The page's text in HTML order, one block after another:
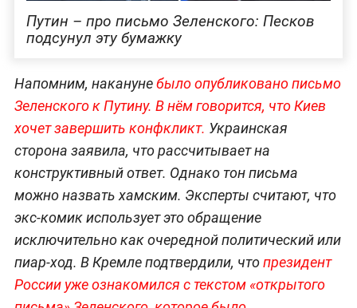
Путин – про письмо Зеленского: Песков
подсунул эту бумажку
Напомним, наканунебыло опубликовано письмо
Зеленского к Путину. В нём говорится, что Киев
хочет завершить конфкликт. Украинская
сторона заявила, что рассчитывает на
конструктивный ответ. Однако тон письма
можно назвать хамским. Эксперты считают, что
экс-комик использует это обращение
исключительно как очередной политический или
пиар-ход. В Кремле подтвердили, чтопрезидент
России уже ознакомился с текстом «открытого